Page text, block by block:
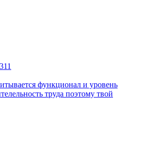
функционал и уровень
труда поэтому твой